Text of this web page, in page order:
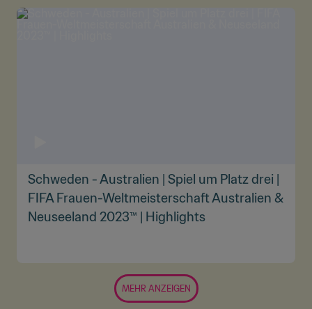
Schweden - Australien | Spiel um Platz drei |
FIFA Frauen-Weltmeisterschaft Australien &
Neuseeland 2023™ | Highlights
MEHR ANZEIGEN